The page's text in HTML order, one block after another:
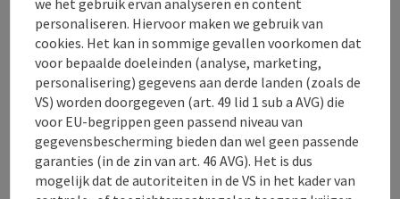
Contact
Ligging
personaliseren. Hiervoor maken we gebruik van
cookies. Het kan in sommige gevallen voorkomen dat
voor bepaalde doeleinden (analyse, marketing,
personalisering) gegevens aan derde landen (zoals de
VS) worden doorgegeven (art. 49 lid 1 sub a AVG) die
voor EU-begrippen geen passend niveau van
gegevensbescherming bieden dan wel geen passende
garanties (in de zin van art. 46 AVG). Het is dus
mogelijk dat de autoriteiten in de VS in het kader van